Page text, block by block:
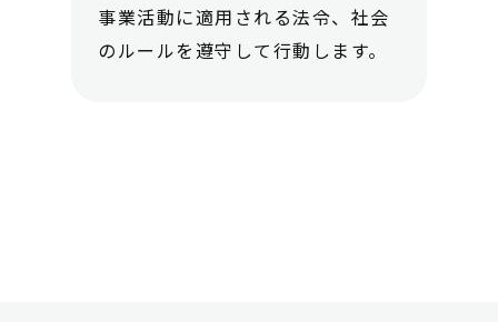
事業活動に適用される法令、社会
のルールを遵守して行動します。